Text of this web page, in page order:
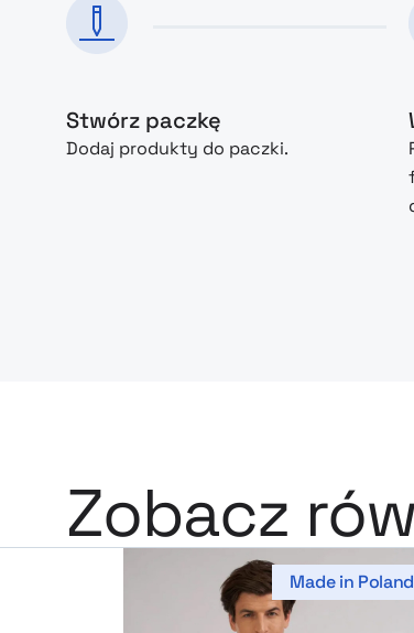
Stwórz paczkę
Dodaj produkty do paczki.
Zobacz
Made in Poland